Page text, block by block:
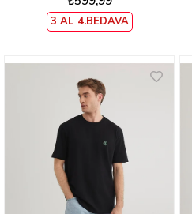
3 AL 4.BEDAVA